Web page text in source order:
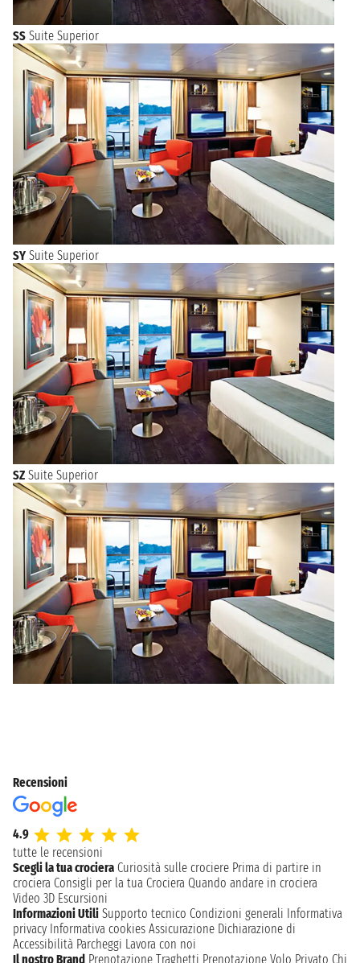
SS Suite Superior
SY Suite Superior
SZ Suite Superior
Recensioni
4.9
tutte le recensioni
Scegli la tua crociera Curiosità sulle crociere Prima di partire in
crociera Consigli per la tua Crociera Quando andare in crociera
Video 3D Escursioni
Informazioni Utili Supporto tecnico Condizioni generali Informativa
privacy Informativa cookies Assicurazione Dichiarazione di
Accessibilità Parcheggi Lavora con noi
Il nostro Brand Prenotazione Traghetti Prenotazione Volo Privato Chi